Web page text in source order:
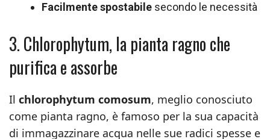
Facilmente spostabile secondo le necessità
3. Chlorophytum, la pianta ragno che
purifica e assorbe
Il chlorophytum comosum, meglio conosciuto
come pianta ragno, è famoso per la sua capacità
di immagazzinare acqua nelle sue radici spesse e